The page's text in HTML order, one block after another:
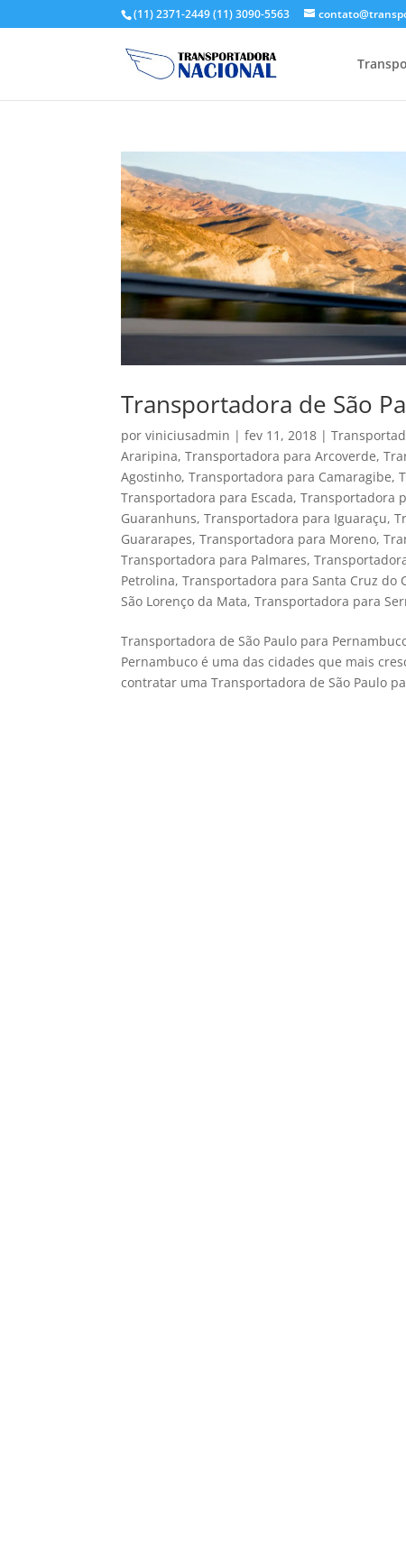
(11) 2371-2449(11) 3090-5563
Transportadora de São
porviniciusadmin |fev 11, 2018 |
Araripina,Transportadora para Arcoverde,
Agostinho,Transportadora para Camaragibe,
Transportadora para Escada,Transportadora
Guaranhuns,Transportadora para Iguaraçu,
Guararapes,Transportadora para Moreno,
Transportadora para Palmares,
Petrolina,Transportadora para Santa Cruz do
São Lorenço da Mata,Transportadora para
Transportadora de São Paulo para
Pernambuco é uma das cidades que mais
contratar uma Transportadora de São Paulo